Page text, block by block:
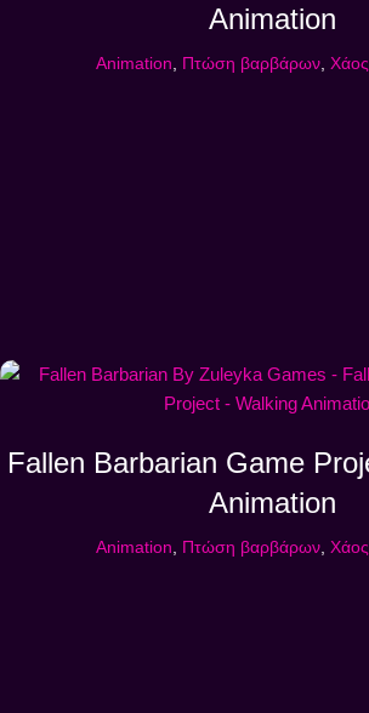
Animation
Animation Πτώση βαρβάρων Χάος
Fallen Barbarian Game
Animation
Animation, Πτώση βαρβάρων, Χάος